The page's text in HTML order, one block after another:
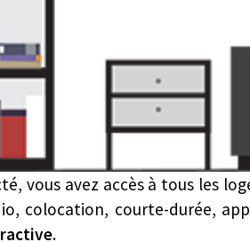
vous avez accès à tous les
colocation, courte-durée,
.